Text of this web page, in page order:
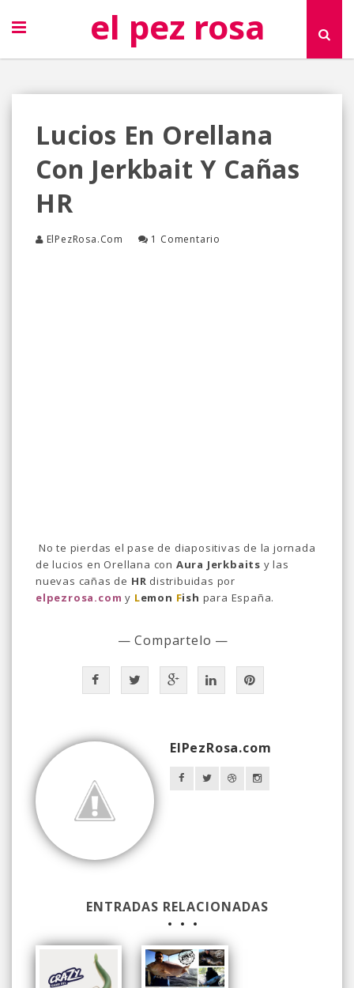
el pez rosa
Lucios En Orellana
Con Jerkbait Y Cañas
HR
ElPezRosa.com 1 Comentario
No te pierdas el pase de diapositivas de la jornada
de lucios en Orellana con Aura Jerkbaits y las
nuevas cañas de HR distribuidas por
elpezrosa.com y Lemon Fish para España.
— Compartelo —
ElPezRosa.com
ENTRADAS RELACIONADAS